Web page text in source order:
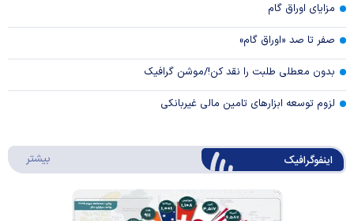
مزایای اوراق گام
صفر تا صد «اوراق گام»
بدون معطلی طلبت را نقد کن!/موشن گرافیک
لزوم توسعه ابزارهای تامین مالی غیربانکی
اینفوگرافیک بیشتر